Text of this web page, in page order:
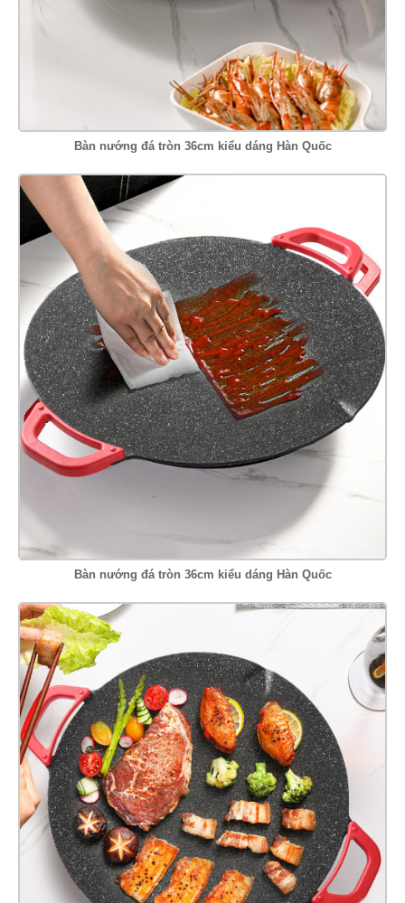
Bàn nướng đá tròn 36cm kiểu dáng Hàn Quốc
Bàn nướng đá tròn 36cm kiểu dáng Hàn Quốc